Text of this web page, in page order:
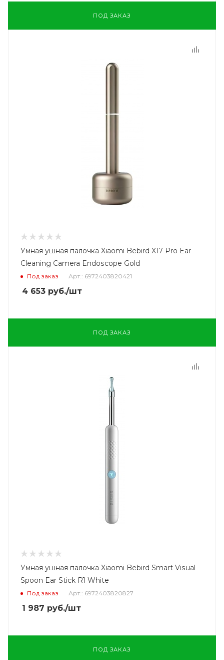
ПОД ЗАКАЗ
Умная ушная палочка Xiaomi Bebird X17 Pro Ear
Cleaning Camera Endoscope Gold
Под заказ Арт.: 6972403820421
4 653 руб./шт
ПОД ЗАКАЗ
Умная ушная палочка Xiaomi Bebird Smart Visual
Spoon Ear Stick R1 White
Под заказ Арт.: 6972403820827
1 987 руб./шт
ПОД ЗАКАЗ